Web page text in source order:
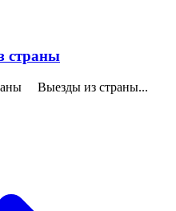
страны
Выезды из страны...